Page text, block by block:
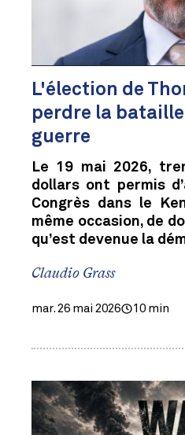
L'élection de
perdre la
guerre
Le 19 mai 2026,
dollars ont permis
Congrès dans le
même occasion, de
qu’est devenue la
Claudio Grass
mar. 26 mai 2026 10 min